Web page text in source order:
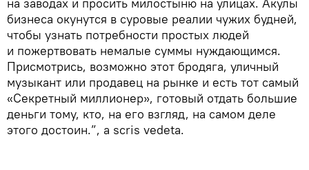
бизнеса окунутся в суровые реалии чужих будней,
чтобы узнать потребности простых людей
и пожертвовать немалые суммы нуждающимся.
Присмотрись, возможно этот бродяга, уличный
музыкант или продавец на рынке и есть тот самый
«Секретный миллионер», готовый отдать большие
деньги тому, кто, на его взгляд, на самом деле
этого достоин.”, a scris vedeta.